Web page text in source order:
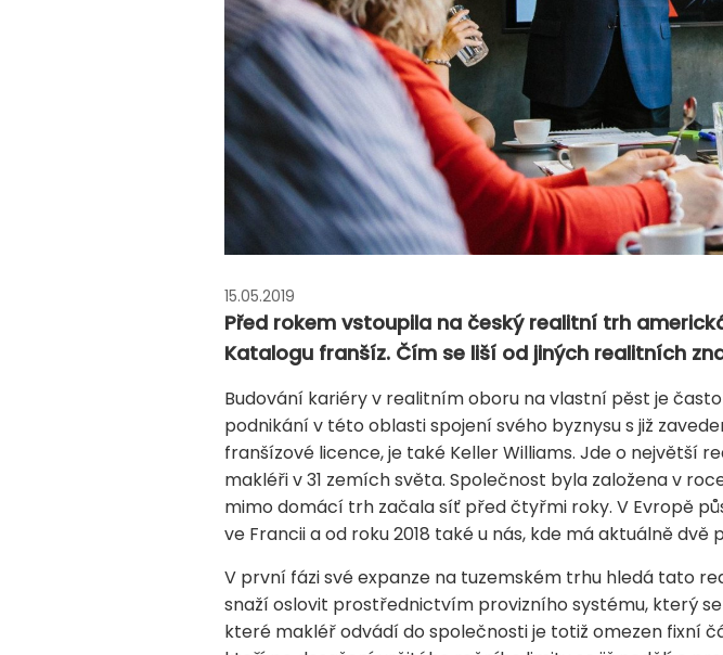
15.05.2019
Před rokem vstoupila na český realitní trh
Katalogu franšíz. Čím se liší od jiných realitních
Budování kariéry v realitním oboru na vlastní pěst je
podnikání v této oblasti spojení svého byznysu s již
franšízové licence, je také Keller Williams. Jde o největší
makléři v 31 zemích světa. Společnost byla založena v
mimo domácí trh začala síť před čtyřmi roky. V Evropě
ve Francii a od roku 2018 také u nás, kde má aktuálně dvě
V první fázi své expanze na tuzemském trhu hledá tato
snaží oslovit prostřednictvím provizního systému, který
které makléř odvádí do společnosti je totiž omezen fixní